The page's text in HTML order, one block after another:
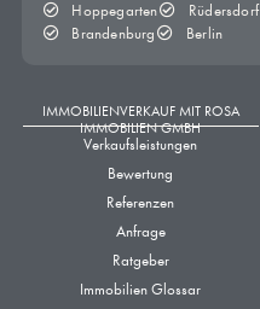
Hoppegarten
Rüdersdorf
Brandenburg
Berlin
IMMOBILIENVERKAUF MIT ROSA
IMMOBILIEN GMBH
Verkaufsleistungen
Bewertung
Referenzen
Anfrage
Ratgeber
Immobilien Glossar